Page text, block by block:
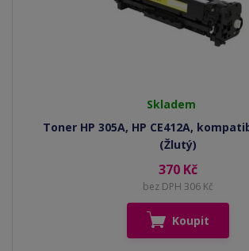
Skladem
Toner HP 305A, HP CE412A,
(Žlutý)
370 Kč
bez DPH 306 Kč
Koupit